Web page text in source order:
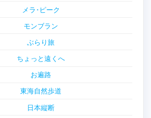
メラ･ピーク
モンブラン
ぶらり旅
ちょっと遠くへ
お遍路
東海自然歩道
日本縦断